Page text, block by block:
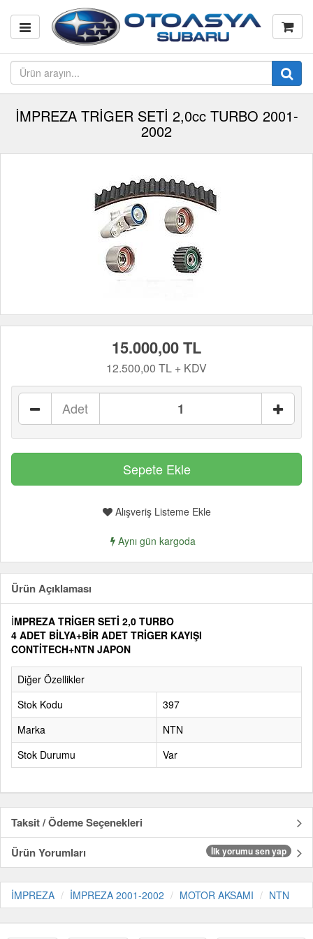
İMPREZA TRİGER SETİ 2,0cc TURBO 2001-
2002
15.000,00 TL
12.500,00 TL + KDV
Adet
Alışveriş Listeme Ekle
Aynı gün kargoda
Ürün Açıklaması
İMPREZA TRİGER SETİ 2,0 TURBO
4 ADET BİLYA+BİR ADET TRİGER KAYIŞI
CONTİTECH+NTN JAPON
Diğer Özellikler
Stok Kodu
397
Marka
NTN
Stok Durumu
Var
Taksit / Ödeme Seçenekleri
Ürün Yorumları
İlk yorumu sen yap
İMPREZA İMPREZA 2001-2002 MOTOR AKSAMI NTN